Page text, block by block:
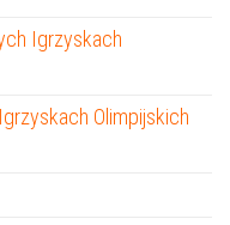
Igrzyskach
Olimpijskich